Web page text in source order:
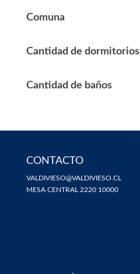
Comuna
Cantidad de dormitorios
Cantidad de baños
CONTACTO
VALDIVIESO@VALDIVIESO.CL
MESA CENTRAL 2220 10000